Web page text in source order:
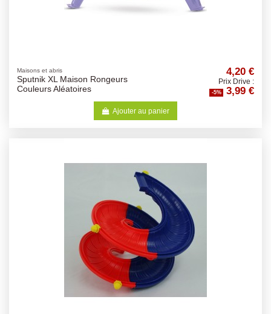
Maisons et abris
Sputnik XL Maison Rongeurs
Couleurs Aléatoires
4,20 €
Prix Drive :
-5% 3,99 €
Ajouter au panier